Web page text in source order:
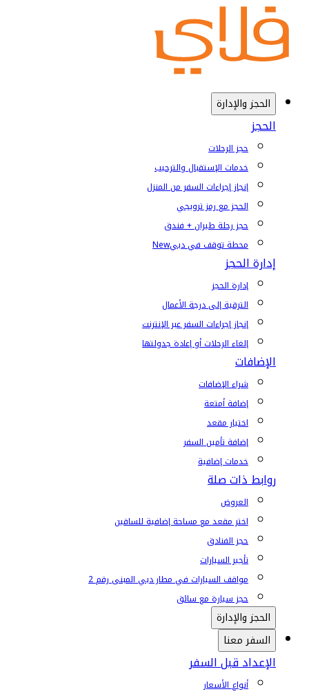
الحجز والإدارة
الحجز
حجز الرحلات
خدمات الإستقبال والترحيب
إنجاز إجراءات السفر من المنزل
الحجز مع رمز ترويجي
حجز رحلة طيران + فندق
محطة توقف في دبيNew
إدارة الحجز
إدارة الحجز
الترقية إلى درجة الأعمال
إنجاز إجراءات السفر عبر الإنترنت
إلغاء الرحلات أو إعادة جدولتها
الإضافات
شراء الإضافات
إضافة أمتعة
اختيار مقعد
إضافة تأمين السفر
خدمات إضافية
روابط ذات صلة
العروض
اختر مقعد مع مساحة إضافية للساقين
حجز الفنادق
تأجير السيارات
مواقف السيارات في مطار دبي المبنى رقم 2
حجز سيارة مع سائق
الحجز والإدارة
السفر معنا
الإعداد قبل السفر
أنواع الأسعار